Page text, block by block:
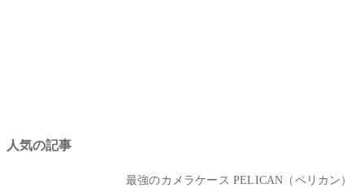
人気の記事
最強のカメラケース PELICAN（ペリカン）